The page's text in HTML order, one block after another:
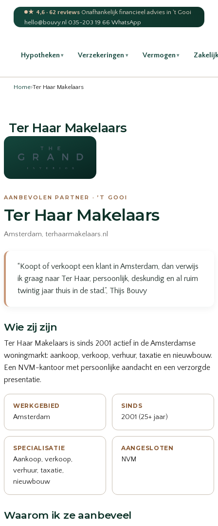
★ 4,6 · 62 reviews·Onafhankelijk financieel advies in 't Gooi
hello@bouvy.nl·035-203 19 66·WhatsApp
Hypotheken ▾ Verzekeringen ▾ Vermogen ▾
Home›Ter Haar Makelaars
Ter Haar Makelaars
AANBEVOLEN PARTNER · ’T GOOI
Ter Haar Makelaars
Amsterdam, terhaarmakelaars.nl
“Koopt of verkoopt een klant in Amsterdam, dan verwijs
ik graag naar Ter Haar, persoonlijk, deskundig en al ruim
twintig jaar thuis in de stad.”, Thijs Bouvy
Wie zij zijn
Ter Haar Makelaars is sinds 2001 actief in de Amsterdamse
woningmarkt: aankoop, verkoop, verhuur, taxatie en nieuwbouw.
Een NVM-kantoor met persoonlijke aandacht en een verzorgde
presentatie.
WERKGEBIED
Amsterdam
SINDS
2001 (25+ jaar)
SPECIALISATIE
Aankoop, verkoop,
verhuur, taxatie,
nieuwbouw
AANGESLOTEN
NVM
Waarom ik ze aanbeveel